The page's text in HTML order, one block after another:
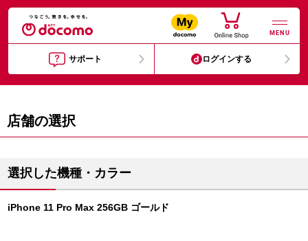
MENU
サポート ログインする
店舗の選択
選択した機種・カラー
iPhone 11 Pro Max 256GB ゴールド